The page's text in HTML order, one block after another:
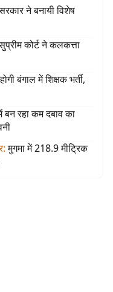
ने बनायी विशेष
कोर्ट ने कलकत्ता
बंगाल में शिक्षक भर्ती,
बन रहा कम दबाव का
: मुगमा में 218.9 मीट्रिक